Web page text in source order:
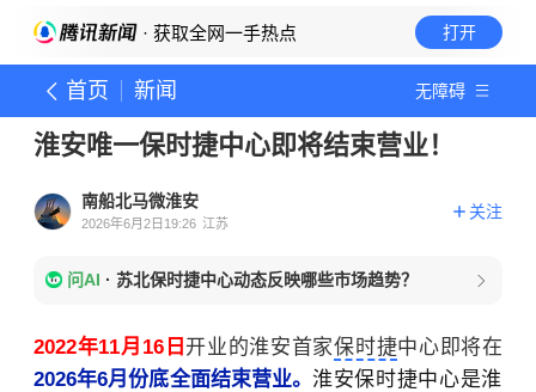
· 获取全网一手热点 打开
首页 新闻 无障碍
淮安唯一保时捷中心即将结束营业！
南船北马微淮安
2026年6月2日19:26 江苏
关注
问AI · 苏北保时捷中心动态反映哪些市场趋势？
2022年11月16日开业的淮安首家保时捷中心即将在
2026年6月份底全面结束营业。淮安保时捷中心是淮